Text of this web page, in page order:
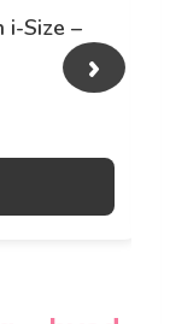
›
i-Size –